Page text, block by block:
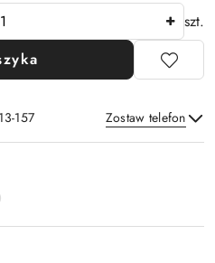
szt.
157 Zostaw telefon